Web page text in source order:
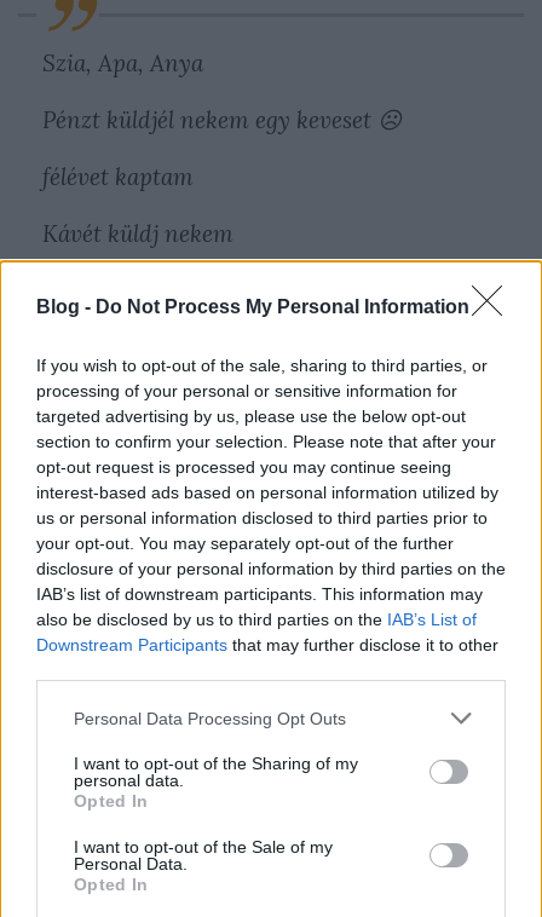
Blog - Do Not Process My Personal Information
If you wish to opt-out of the sale, sharing to third parties, or
processing of your personal or sensitive information for
targeted advertising by us, please use the below opt-out
section to confirm your selection. Please note that after your
opt-out request is processed you may continue seeing
interest-based ads based on personal information utilized by
us or personal information disclosed to third parties prior to
your opt-out. You may separately opt-out of the further
disclosure of your personal information by third parties on the
IAB’s list of downstream participants. This information may
also be disclosed by us to third parties on the IAB’s List of
Downstream Participants that may further disclose it to other
Please note that this website/app uses one or more Google
not limited to your visit or usage behaviour. You may click to
grant or deny consent to Google and its third-party tags to
use your data for below specified purposes in below Google
consent section.
Personal Data Processing Opt Outs
I want to opt-out of the Sharing of my
personal data.
Opted In
I want to opt-out of the Sale of my
Personal Data.
Opted In
Szia, Apa, Anya
Pénzt küldjél nekem egy keveset ☹
félévet kaptam
Kávét küldj nekem
Nagyon szeretlek benneteket Majd egyszer
megyek. Ott már kevesebb
Pénzbüntetésem kiváltol
50 ezerről ______
☹
Képet küldjetek
____ szeretlek benneteket